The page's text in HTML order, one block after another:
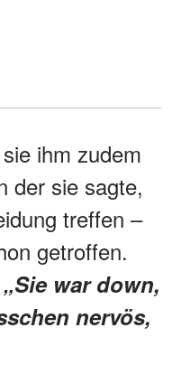
ihm zudem
der sie sagte,
treffen –
getroffen.
„Sie war down,
nervös,